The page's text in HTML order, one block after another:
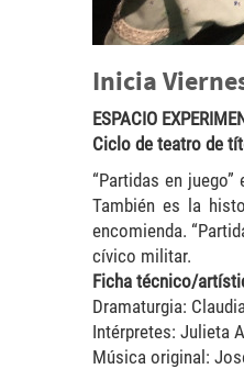
Inicia
ESPACIO
Ciclo de teatro de
“Partidas en
También es la
encomienda.
cívico militar.
Ficha técnico/
Dramaturgia:
Intérpretes: Julieta
Música original: